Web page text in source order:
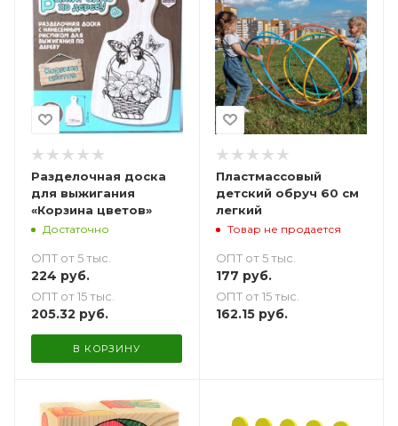
Разделочная доска
для выжигания
«Корзина цветов»
Достаточно
ОПТ от 5 тыс.
224 руб.
ОПТ от 15 тыс.
205.32 руб.
В КОРЗИНУ
Пластмассовый
детский обруч 60 см
легкий
Товар не продается
ОПТ от 5 тыс.
177 руб.
ОПТ от 15 тыс.
162.15руб.